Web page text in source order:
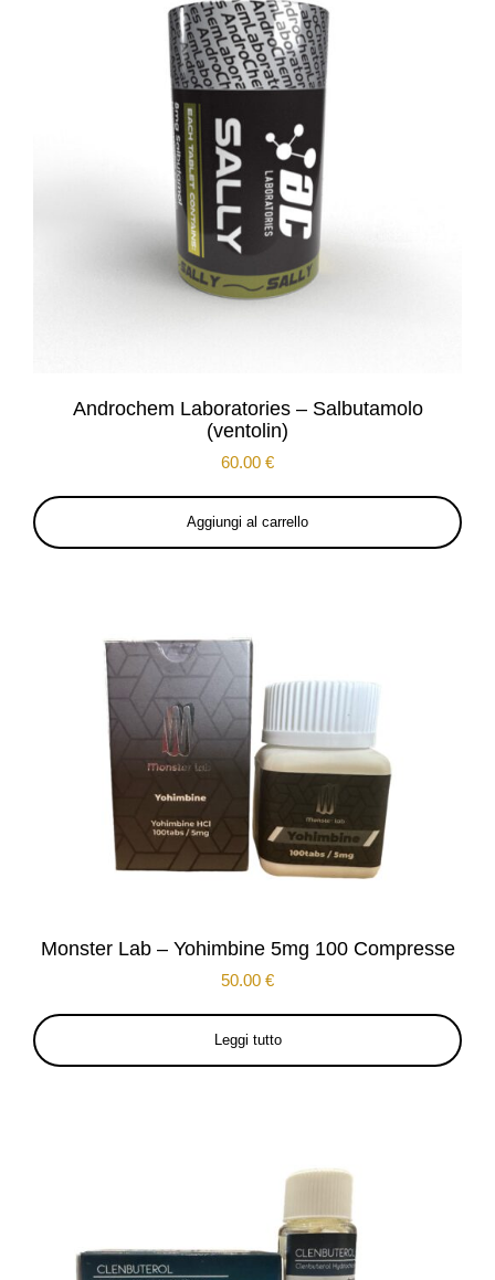
Androchem Laboratories – Salbutamolo
(ventolin)
60.00 €
Aggiungi al carrello
Monster Lab – Yohimbine 5mg 100 Compresse
50.00 €
Leggi tutto